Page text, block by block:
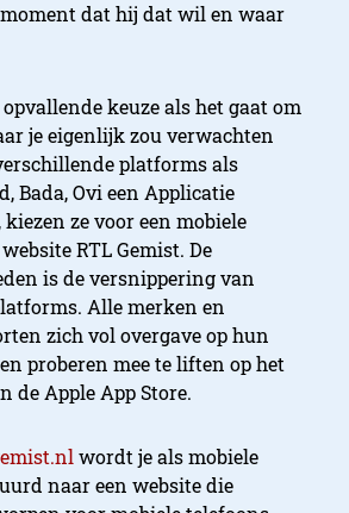
dat hij dat wil en waar
keuze als het gaat om
je eigenlijk zou verwachten
platforms als
Bada, Ovi een Applicatie
ze voor een mobiele
RTL Gemist. De
is de versnippering van
Alle merken en
zich vol overgave op hun
proberen mee te liften op het
de Apple App Store.
wordt je als mobiele
naar een website die